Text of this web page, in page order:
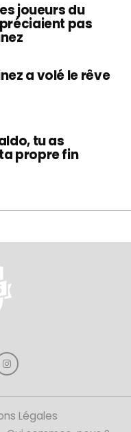
joueurs du
pas
a volé le rêve
tu as
propre fin
Légales